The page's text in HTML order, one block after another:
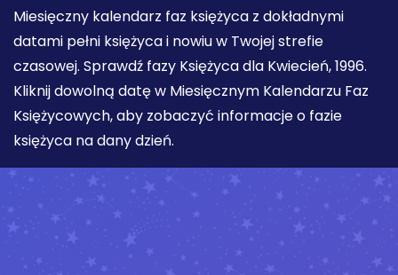
Miesięczny kalendarz faz księżyca z dokładnymi
datami pełni księżyca i nowiu w Twojej strefie
czasowej. Sprawdź fazy Księżyca dla Kwiecień, 1996.
Kliknij dowolną datę w Miesięcznym Kalendarzu Faz
Księżycowych, aby zobaczyć informacje o fazie
księżyca na dany dzień.